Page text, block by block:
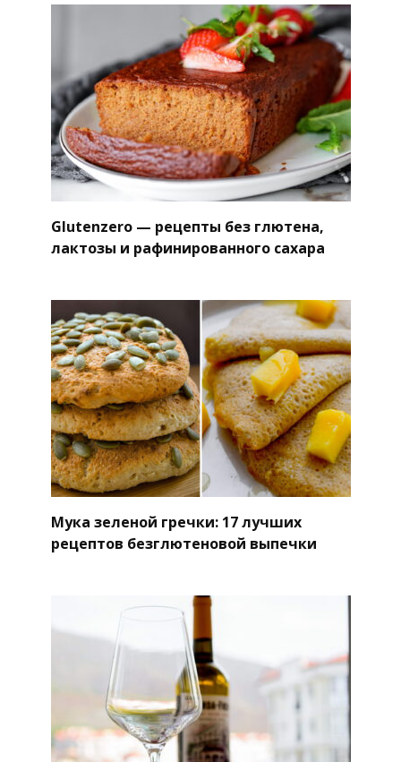
Glutenzero — рецепты без глютена,
лактозы и рафинированного сахара
Мука зеленой гречки: 17 лучших
рецептов безглютеновой выпечки